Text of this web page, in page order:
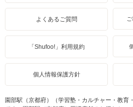
よくあるご質問
「Shufoo!」利用規約
個人情報保護方針
園部駅（京都府）（学習塾・カルチャー・教育